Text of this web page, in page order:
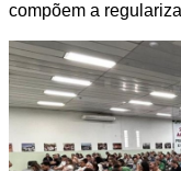
compõem a